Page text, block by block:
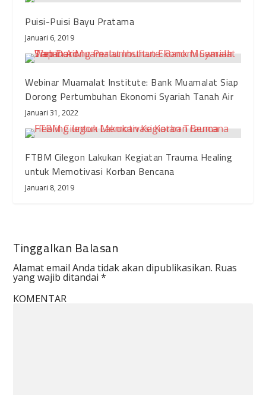
Puisi-Puisi Bayu Pratama
Januari 6, 2019
Webinar Muamalat Institute: Bank Muamalat Siap
Dorong Pertumbuhan Ekonomi Syariah Tanah Air
Januari 31, 2022
FTBM Cilegon Lakukan Kegiatan Trauma Healing
untuk Memotivasi Korban Bencana
Januari 8, 2019
Tinggalkan Balasan
Alamat email Anda tidak akan dipublikasikan. Ruas
yang wajib ditandai*
KOMENTAR